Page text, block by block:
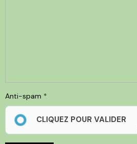
Anti-spam
CLIQUEZ POUR VALIDER